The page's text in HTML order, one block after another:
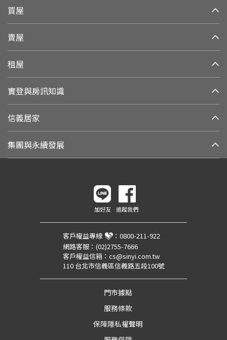
買屋
賣屋
租屋
實登與房訊知識
信義居家
集團與永續發展
加好友 追蹤我們
客戶權益專線 ： 0800-211-922
網路客服： (02)2755-7666
客戶權益信箱： cs@sinyi.com.tw
110 台北市信義區信義路五段100號
門市據點
服務條款
保障隱私權聲明